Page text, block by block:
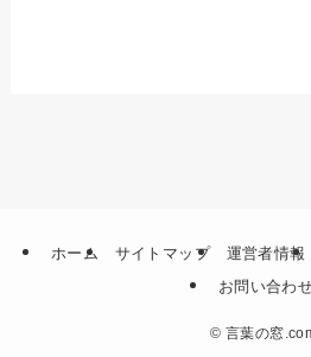
ホーム サイトマップ 運営者情報
お問い合わ
© 言葉の窓